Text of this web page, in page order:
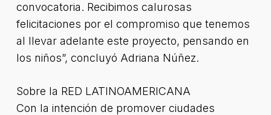
convocatoria. Recibimos calurosas
felicitaciones por el compromiso que tenemos
al llevar adelante este proyecto, pensando en
los niños”, concluyó Adriana Núñez.
Sobre la RED LATINOAMERICANA
Con la intención de promover ciudades